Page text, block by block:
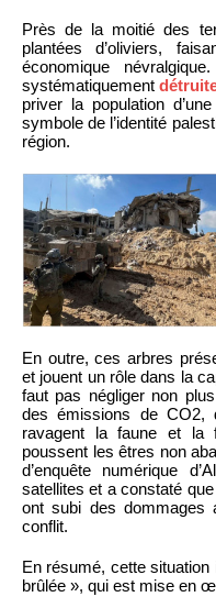
Près de la moitié des
plantées d’oliviers,
économique
systématiquement
priver la population
symbole de l’identité
région.
En outre, ces arbres
et jouent un rôle dans la
faut pas négliger non
des émissions de CO2,
ravagent la faune et la
poussent les êtres non
d’enquête numérique
satellites et a constaté
ont subi des dommages
conflit.
En résumé, cette
brûlée », qui est mise en